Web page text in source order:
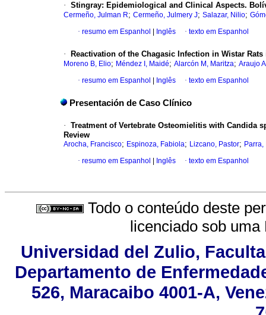
· Stingray: Epidemiological and Clinical Aspects.
Cermeño, Julman R; Cermeño, Julmery J; Salazar, Nilio;
· resumo em Espanhol Inglês · texto em Espanhol
· Reactivation of the Chagasic Infection in Wistar
Moreno B, Elio; Méndez I, Maidé; Alarcón M, Maritza; Araujo
· resumo em Espanhol Inglês · texto em Espanhol
Presentación de Caso Clínico
· Treatment of Vertebrate Osteomielitis with Candida
Review
Arocha, Francisco; Espinoza, Fabiola; Lizcano, Pastor; Parra,
· resumo em Espanhol Inglês · texto em Espanhol
Todo o conteúdo deste
licenciado sob uma
Universidad del Zulio,
Departamento de
526, Maracaibo 4001-A,